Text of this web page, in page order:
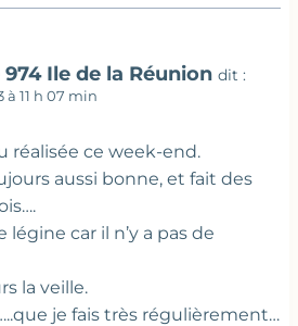
Ile de la Réunion dit :
à 11 h 07 min
réalisée ce week-end.
aussi bonne, et fait des
légine car il n’y a pas de
la veille.
je fais très régulièrement…